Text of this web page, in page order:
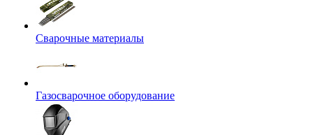
Сварочные материалы
Газосварочное оборудование